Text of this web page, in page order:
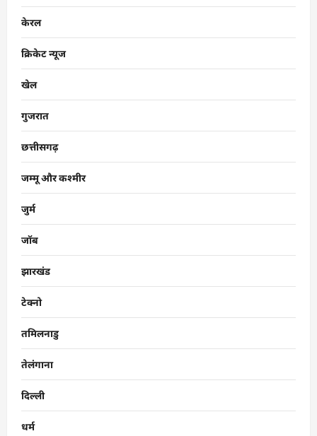
केरल
क्रिकेट न्यूज
खेल
गुजरात
छत्तीसगढ़
जम्मू और कश्मीर
जुर्म
जॉब
झारखंड
टेक्नो
तमिलनाडु
तेलंगाना
दिल्ली
धर्म